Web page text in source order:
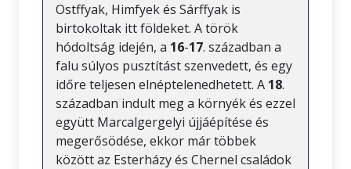
Ostffyak, Himfyek és Sárffyak is
birtokoltak itt földeket. A török
hódoltság idején, a 16-17. században a
falu súlyos pusztítást szenvedett, és egy
időre teljesen elnéptelenedhetett. A 18.
században indult meg a környék és ezzel
együtt Marcalgergelyi újjáépítése és
megerősödése, ekkor már többek
között az Esterházy és Chernel családok